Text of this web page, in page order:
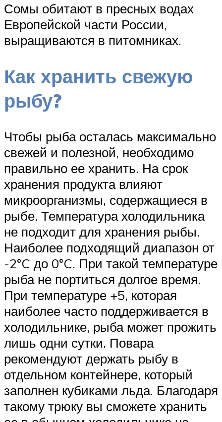
Сомы обитают в пресных водах
Европейской части России,
выращиваются в питомниках.
Как хранить свежую
рыбу?
Чтобы рыба осталась максимально
свежей и полезной, необходимо
правильно ее хранить. На срок
хранения продукта влияют
микроорганизмы, содержащиеся в
рыбе. Температура холодильника
не подходит для хранения рыбы.
Наиболее подходящий диапазон от
-2°C до 0°C. При такой температуре
рыба не портиться долгое время.
При температуре +5, которая
наиболее часто поддерживается в
холодильнике, рыба может прожить
лишь одни сутки. Повара
рекомендуют держать рыбу в
отдельном контейнере, который
заполнен кубиками льда. Благодаря
такому трюку вы сможете хранить